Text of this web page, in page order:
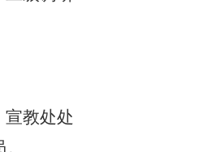
教处处